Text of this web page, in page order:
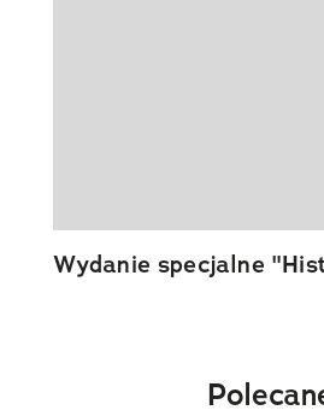
Wydanie specjalne